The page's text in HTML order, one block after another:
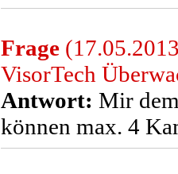
Frage
VisorTech
Antwort: Mir
können max. 4